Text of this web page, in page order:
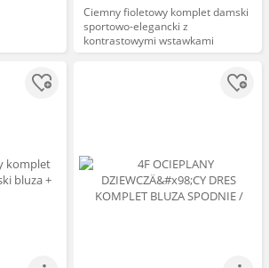
Ciemny fioletowy komplet damski
sportowo-elegancki z
kontrastowymi wstawkami